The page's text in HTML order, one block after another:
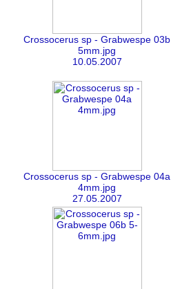
Crossocerus sp - Grabwespe 03b
5mm.jpg
10.05.2007
Crossocerus sp - Grabwespe 04a
4mm.jpg
27.05.2007